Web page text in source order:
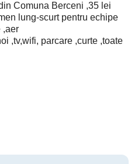
Comuna Berceni ,35 lei
lung-scurt pentru echipe
,aer
,tv,wifi, parcare ,curte ,toate